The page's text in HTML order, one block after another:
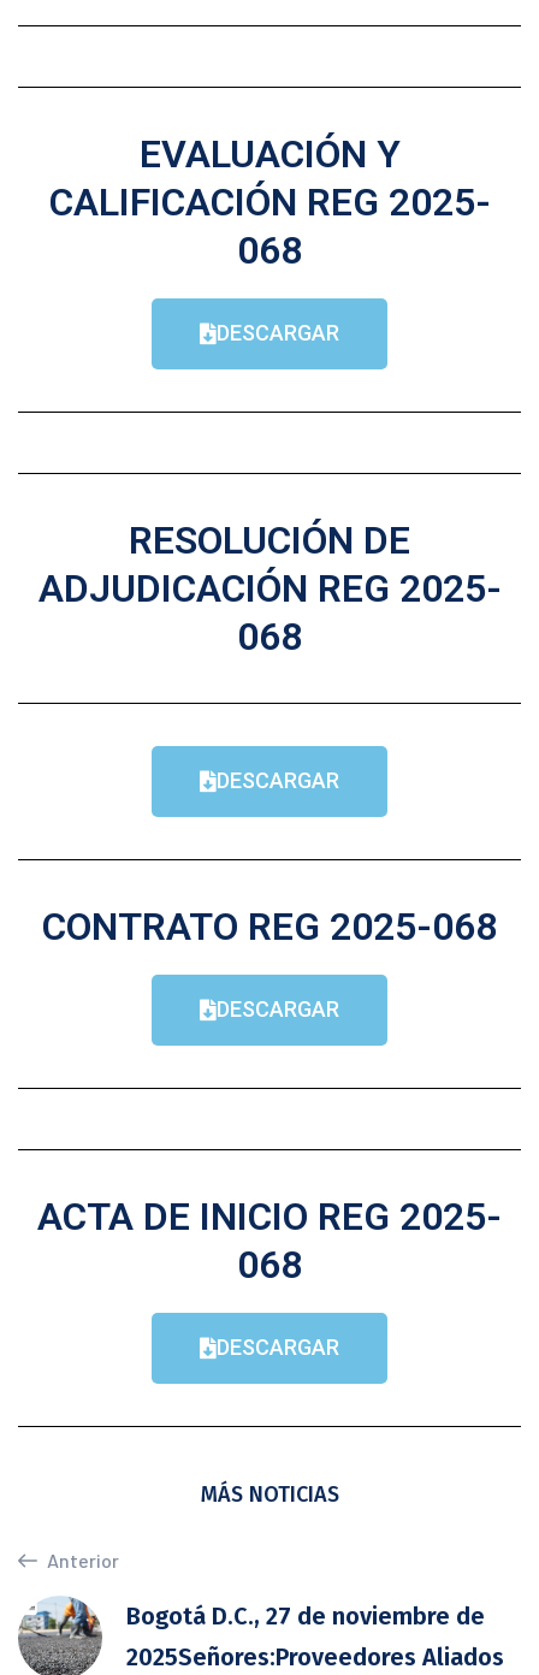
EVALUACIÓN Y
CALIFICACIÓN REG 2025-
068
DESCARGAR
RESOLUCIÓN DE
ADJUDICACIÓN REG 2025-
068
DESCARGAR
CONTRATO REG 2025-068
DESCARGAR
ACTA DE INICIO REG 2025-
068
DESCARGAR
MÁS NOTICIAS
Anterior
Bogotá D.C., 27 de noviembre de
2025Señores:Proveedores Aliados